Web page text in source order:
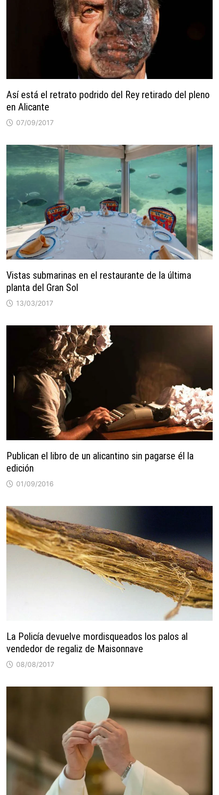
Así está el retrato podrido del Rey retirado del pleno
en Alicante
07/09/2017
Vistas submarinas en el restaurante de la última
planta del Gran Sol
13/03/2017
Publican el libro de un alicantino sin pagarse él la
edición
01/09/2016
La Policía devuelve mordisqueados los palos al
vendedor de regaliz de Maisonnave
08/08/2017